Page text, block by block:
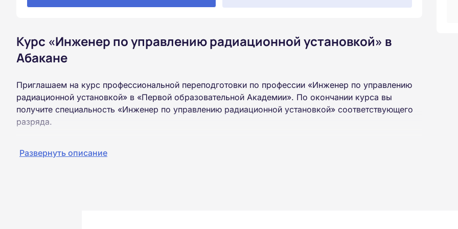
Курс «Инженер по управлению радиационной установкой» в
Абакане
Приглашаем на курс профессиональной переподготовки по профессии «Инженер по управлению
радиационной установкой» в «Первой образовательной Академии». По окончании курса вы
получите специальность «Инженер по управлению радиационной установкой» соответствующего
разряда.
образования (ВУЗ, колледж, техникум).
Развернуть описание